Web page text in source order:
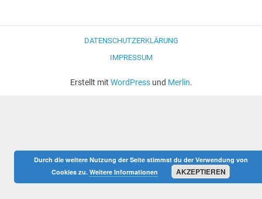
DATENSCHUTZERKLÄRUNG
IMPRESSUM
Erstellt mit WordPressund Merlin.
Durch die weitere Nutzung der Seite stimmst du der Verwendung von
Cookies zu.Weitere Informationen AKZEPTIEREN